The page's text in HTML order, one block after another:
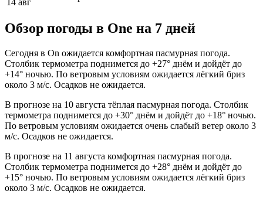
Обзор погоды в Onе на 7 дней
Сегодня в On ожидается комфортная пасмурная погода.
Столбик термометра поднимется до +27° днём и дойдёт до
+14° ночью. По ветровым условиям ожидается лёгкий бриз
около 3 м/с. Осадков не ожидается.
В прогнозе на 10 августа тёплая пасмурная погода. Столбик
термометра поднимется до +30° днём и дойдёт до +18° ночью.
По ветровым условиям ожидается очень слабый ветер около 3
м/с. Осадков не ожидается.
В прогнозе на 11 августа комфортная пасмурная погода.
Столбик термометра поднимется до +28° днём и дойдёт до
+15° ночью. По ветровым условиям ожидается лёгкий бриз
около 3 м/с. Осадков не ожидается.